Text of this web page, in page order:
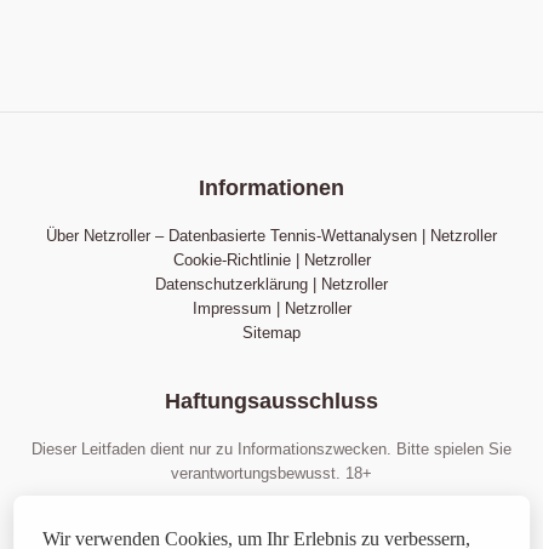
Informationen
Über Netzroller – Datenbasierte Tennis-Wettanalysen | Netzroller
Cookie-Richtlinie | Netzroller
Datenschutzerklärung | Netzroller
Impressum | Netzroller
Sitemap
Haftungsausschluss
Dieser Leitfaden dient nur zu Informationszwecken. Bitte spielen Sie
verantwortungsbewusst. 18+
weitere Nutzung der Website stimmen Sieunserer Richtlinie
Wir verwenden Cookies, um Ihr Erlebnis zu verbessern,